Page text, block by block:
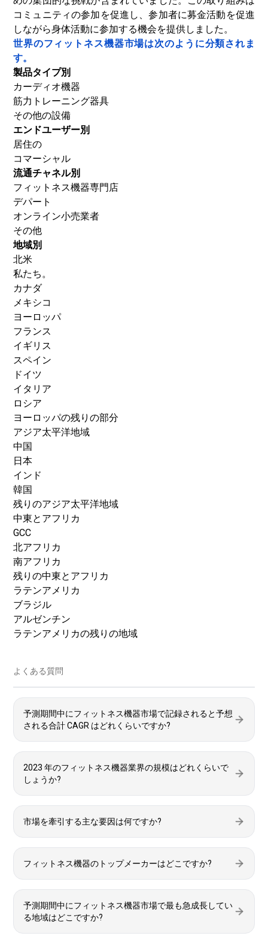
コミュニティの参加を促進し、参加者に募金活動を促進
しながら身体活動に参加する機会を提供しました。
世界のフィットネス機器市場は次のように分類されま
す。
製品タイプ別
カーディオ機器
筋力トレーニング器具
その他の設備
エンドユーザー別
居住の
コマーシャル
流通チャネル別
フィットネス機器専門店
デパート
オンライン小売業者
その他
地域別
北米
私たち。
カナダ
メキシコ
ヨーロッパ
フランス
イギリス
スペイン
ドイツ
イタリア
ロシア
ヨーロッパの残りの部分
アジア太平洋地域
中国
日本
インド
韓国
残りのアジア太平洋地域
中東とアフリカ
GCC
北アフリカ
南アフリカ
残りの中東とアフリカ
ラテンアメリカ
ブラジル
アルゼンチン
ラテンアメリカの残りの地域
よくある質問
予測期間中にフィットネス機器市場で記録されると予想
される合計 CAGR はどれくらいですか?
2023 年のフィットネス機器業界の規模はどれくらいで
しょうか?
市場を牽引する主な要因は何ですか?
フィットネス機器のトップメーカーはどこですか?
予測期間中にフィットネス機器市場で最も急成長してい
る地域はどこですか?